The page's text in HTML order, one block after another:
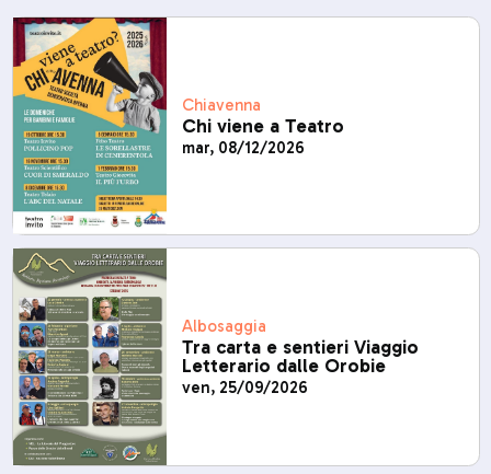
Chiavenna
Chi viene a Teatro
mar, 08/12/2026
Albosaggia
Tra carta e sentieri Viaggio
Letterario dalle Orobie
ven, 25/09/2026